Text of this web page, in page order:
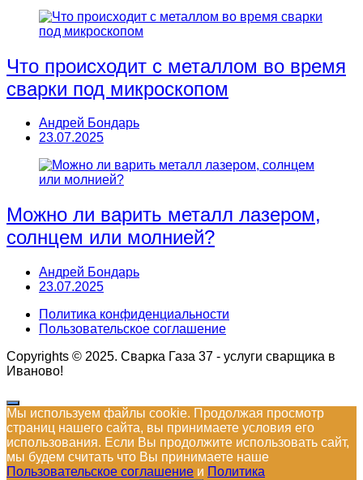
Что происходит с металлом во время
сварки под микроскопом
Андрей Бондарь
23.07.2025
Можно ли варить металл лазером,
солнцем или молнией?
Андрей Бондарь
23.07.2025
Политика конфиденциальности
Пользовательское соглашение
Copyrights © 2025. Сварка Газа 37 - услуги сварщика в
Иваново!
Мы используем файлы cookie. Продолжая просмотр
страниц нашего сайта, вы принимаете условия его
использования. Если Вы продолжите использовать сайт,
мы будем считать что Вы принимаете наше
Пользовательское соглашение и Политика